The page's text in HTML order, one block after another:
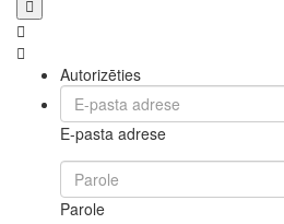
Autorizēties
E-pasta adrese
Parole